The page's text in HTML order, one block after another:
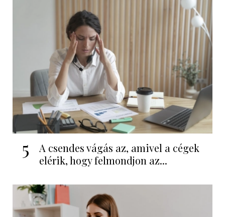
5
A csendes vágás az, amivel a cégek
elérik, hogy felmondjon az...